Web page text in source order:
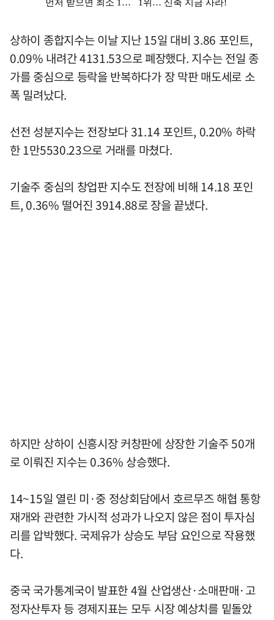
상하이 종합지수는 이날 지난 15일 대비 3.86 포인트,
0.09% 내려간 4131.53으로 폐장했다. 지수는 전일 종
가를 중심으로 등락을 반복하다가 장 막판 매도세로 소
폭 밀려났다.
선전 성분지수는 전장보다 31.14 포인트, 0.20% 하락
한 1만5530.23으로 거래를 마쳤다.
기술주 중심의 창업판 지수도 전장에 비해 14.18 포인
트, 0.36% 떨어진 3914.88로 장을 끝냈다.
하지만 상하이 신흥시장 커창판에 상장한 기술주 50개
로 이뤄진 지수는 0.36% 상승했다.
14~15일 열린 미·중 정상회담에서 호르무즈 해협 통항
재개와 관련한 가시적 성과가 나오지 않은 점이 투자심
리를 압박했다. 국제유가 상승도 부담 요인으로 작용했
다.
중국 국가통계국이 발표한 4월 산업생산·소매판매·고
정자산투자 등 경제지표는 모두 시장 예상치를 밑돌았